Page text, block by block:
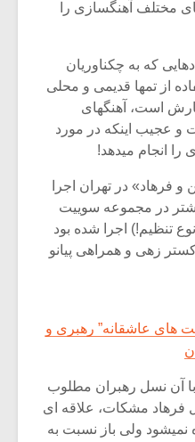
مختلف آهنگسازی را
که به چکناوریان
از تمها قدیمی و محلی
است، آهنگهای
و عجیب اینکه در مورد
را انجام میدهد!
فرهاد» در تهران اجرا
در مجموعه سوییت
تنظیم!) اجرا شده بود
زهی و همراهی پیانو
های عاشقانه” رهبری و
آن نسل رهبران مطلوب
فرهاد مشکات، علاقه ای
نمیشود ولی باز نسبت به